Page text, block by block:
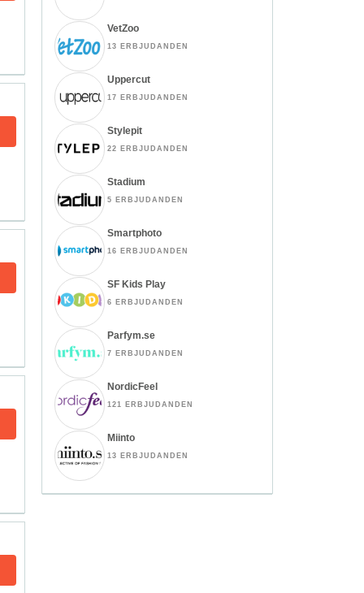
VetZoo
13 ERBJUDANDEN
Uppercut
17 ERBJUDANDEN
Stylepit
22 ERBJUDANDEN
Stadium
5 ERBJUDANDEN
Smartphoto
16 ERBJUDANDEN
SF Kids Play
6 ERBJUDANDEN
Parfym.se
7 ERBJUDANDEN
NordicFeel
121 ERBJUDANDEN
Miinto
13 ERBJUDANDEN